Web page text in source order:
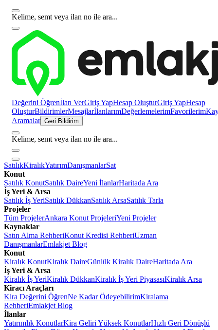
Kelime, semt veya ilan no ile ara...
Değerini Öğrenİlan VerGiriş YapHesap OluşturGiriş YapHesap
OluşturBildirimlerMesajlarİlanlarımDeğerlemelerimFavorilerim
Aramalar Geri Bildirim
Kelime, semt veya ilan no ile ara...
SatılıkKiralıkYatırımDanışmanlarSat
Konut
Satılık KonutSatılık DaireYeni İlanlarHaritada Ara
İş Yeri & Arsa
Satılık İş YeriSatılık DükkanSatılık ArsaSatılık Tarla
Projeler
Tüm ProjelerAnkara Konut ProjeleriYeni Projeler
Kaynaklar
Satın Alma RehberiKonut Kredisi RehberiUzman
DanışmanlarEmlakjet Blog
Konut
Kiralık KonutKiralık DaireGünlük Kiralık DaireHaritada Ara
İş Yeri & Arsa
Kiralık İş YeriKiralık DükkanKiralık İş Yeri PiyasasıKiralık Arsa
Kiracı Araçları
Kira Değerini ÖğrenNe Kadar ÖdeyebilirimKiralama
RehberiEmlakjet Blog
İlanlar
Yatırımlık KonutlarKira Geliri Yüksek KonutlarHızlı Geri Dönüşlü